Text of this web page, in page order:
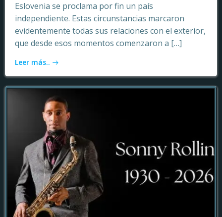
Eslovenia se proclama por fin un país
independiente. Estas circunstancias marcaron
evidentemente todas sus relaciones con el exterior,
que desde esos momentos comenzaron a […]
Leer más..